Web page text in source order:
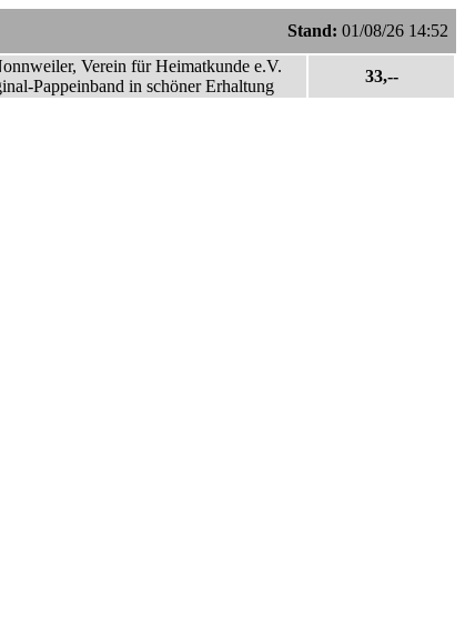
Stand: 01/08/26 14:52
Verein für Heimatkunde e.V.
Pappeinband in schöner Erhaltung
33,--